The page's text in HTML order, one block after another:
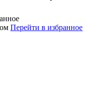
Перейти в избранное